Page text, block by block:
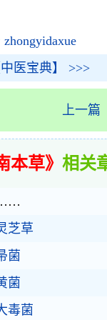
医宝典】 >>>
上一篇
本草》 相关
芝草
菌
菌
毒菌